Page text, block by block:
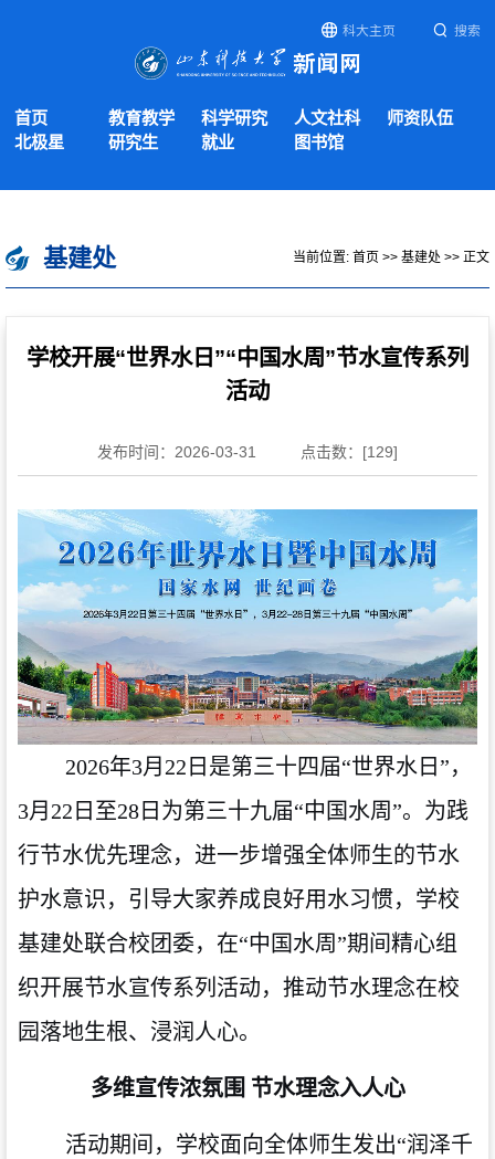
科大主页 搜索
首页 教育教学 科学研究 人文社科
师资队伍
北极星
研究生 就业 图书馆
基建处 当前位置: 首页 >> 基建处 >> 正文
学校开展“世界水日”“中国水周”节水宣传系列
活动
发布时间：2026-03-31 点击数：[129]
2026年3月22日是第三十四届“世界水日”，
3月22日至28日为第三十九届“中国水周”。为践
行节水优先理念，进一步增强全体师生的节水
护水意识，引导大家养成良好用水习惯，学校
基建处联合校团委，在“中国水周”期间精心组
织开展节水宣传系列活动，推动节水理念在校
园落地生根、浸润人心。
多维宣传浓氛围 节水理念入人心
活动期间，学校面向全体师生发出“润泽千